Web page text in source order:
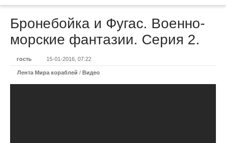
Бронебойка и Фугас. Военно-
морские фантазии. Серия 2.
гость 15-01-2016, 07:22
Лента Мира кораблей / Видео